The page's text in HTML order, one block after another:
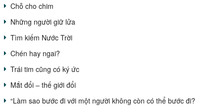
Chỗ cho chim
Những người giữ lửa
Tìm kiếm Nước Trời
Chén hay ngai?
Trái tim cũng có ký ức
Mắt đổi – thế giới đổi
“Làm sao bước đi với một người không còn có thể bước đi?